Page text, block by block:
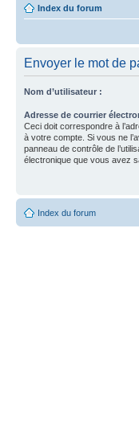
Index du forum
Envoyer le mot de
Nom d’utilisateur :
Adresse de courrier
Ceci doit correspondre à
à votre compte. Si vous ne
panneau de contrôle de
électronique que vous avez
Index du forum